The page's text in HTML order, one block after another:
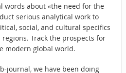
words about «the need for the
serious analytical work to
social, and cultural specifics
Track the prospects for
modern global world.
journal, we have been doing